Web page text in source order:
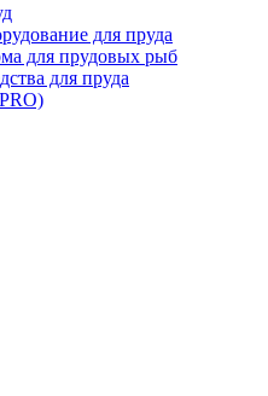
для пруда
для прудовых рыб
для пруда